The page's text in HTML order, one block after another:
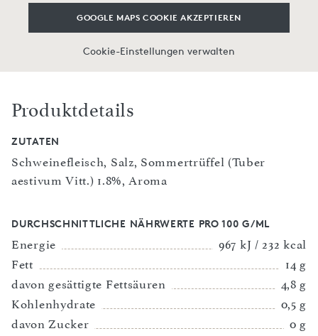
GOOGLE MAPS COOKIE AKZEPTIEREN
Cookie-Einstellungen verwalten
Produktdetails
ZUTATEN
Schweinefleisch, Salz, Sommertrüffel (Tuber
aestivum Vitt.) 1.8%, Aroma
DURCHSCHNITTLICHE NÄHRWERTE PRO 100 G/ML
Energie
967 kJ / 232 kcal
Fett
14 g
davon gesättigte Fettsäuren
4,8 g
Kohlenhydrate
0,5 g
davon Zucker
0 g